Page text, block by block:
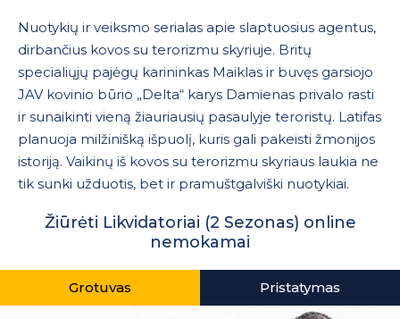
Nuotykių ir veiksmo serialas apie slaptuosius agentus,
dirbančius kovos su terorizmu skyriuje. Britų
specialiųjų pajėgų karininkas Maiklas ir buvęs garsiojo
JAV kovinio būrio „Delta“ karys Damienas privalo rasti
ir sunaikinti vieną žiauriausių pasaulyje teroristų. Latifas
planuoja milžinišką išpuolį, kuris gali pakeisti žmonijos
istoriją. Vaikinų iš kovos su terorizmu skyriaus laukia ne
tik sunki užduotis, bet ir pramuštgalviški nuotykiai.
Žiūrėti Likvidatoriai (2 Sezonas) online
nemokamai
Grotuvas Pristatymas